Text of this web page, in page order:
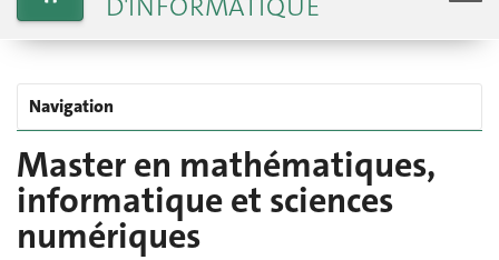
Navigation
Master en mathématiques,
informatique et sciences
numériques